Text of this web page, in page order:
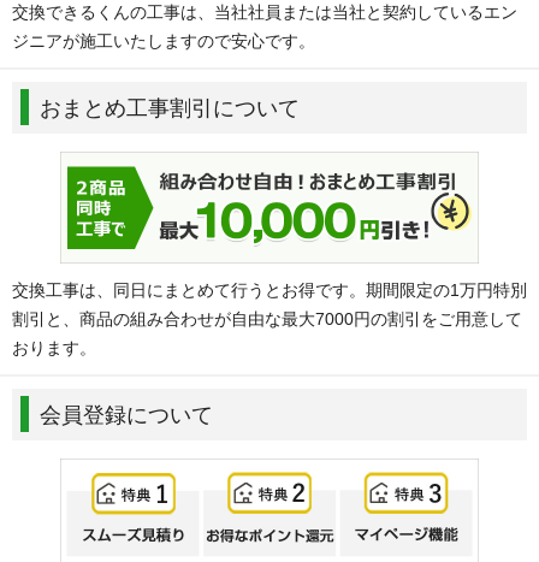
交換できるくんの工事は、当社社員または当社と契約しているエン
ジニアが施工いたしますので安心です。
おまとめ工事割引について
交換工事は、同日にまとめて行うとお得です。期間限定の1万円特別
割引と、商品の組み合わせが自由な最大7000円の割引をご用意して
おります。
会員登録について